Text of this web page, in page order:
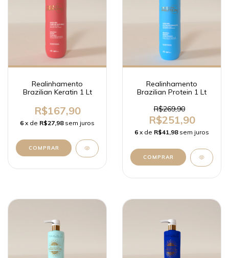
Realinhamento
Brazilian Keratin 1 Lt
R$167,90
6 x de R$27,98 sem juros
Realinhamento
Brazilian Protein 1 Lt
R$269,90
R$251,90
6 x de R$41,98 sem juros